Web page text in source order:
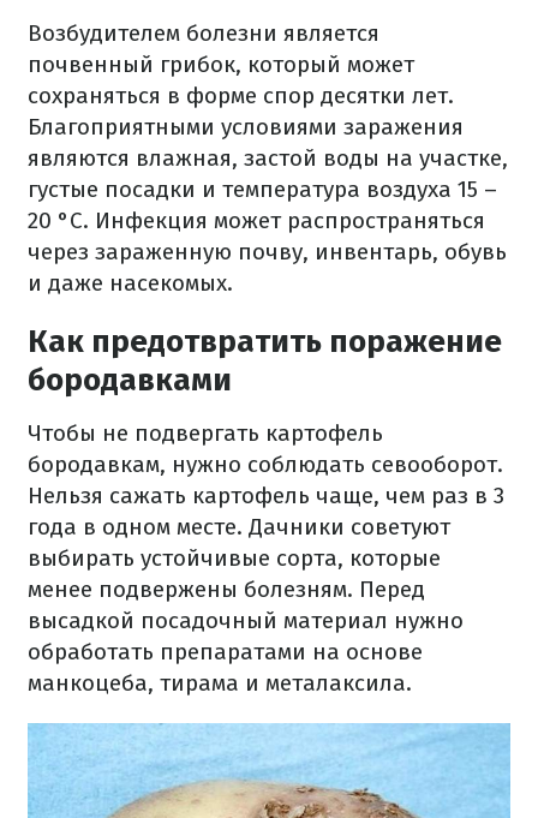
Возбудителем болезни является
почвенный грибок, который может
сохраняться в форме спор десятки лет.
Благоприятными условиями заражения
являются влажная, застой воды на участке,
густые посадки и температура воздуха 15 –
20 °C. Инфекция может распространяться
через зараженную почву, инвентарь, обувь
и даже насекомых.
Как предотвратить поражение
бородавками
Чтобы не подвергать картофель
бородавкам, нужно соблюдать севооборот.
Нельзя сажать картофель чаще, чем раз в 3
года в одном месте. Дачники советуют
выбирать устойчивые сорта, которые
менее подвержены болезням. Перед
высадкой посадочный материал нужно
обработать препаратами на основе
манкоцеба, тирама и металаксила.